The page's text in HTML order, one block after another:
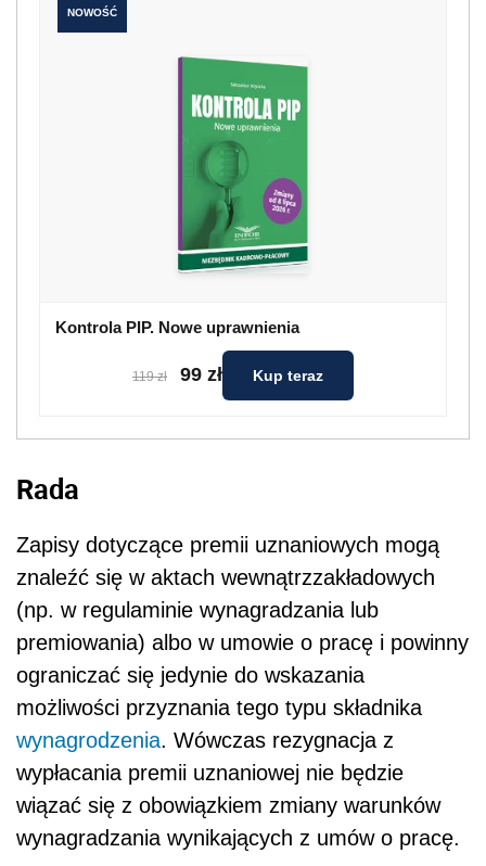
NOWOŚĆ
Kontrola PIP. Nowe uprawnienia
119 zł 99 zł Kup teraz
Rada
Zapisy dotyczące premii uznaniowych mogą
znaleźć się w aktach wewnątrzzakładowych
(np. w regulaminie wynagradzania lub
premiowania) albo w umowie o pracę i powinny
ograniczać się jedynie do wskazania
możliwości przyznania tego typu składnika
wynagrodzenia. Wówczas rezygnacja z
wypłacania premii uznaniowej nie będzie
wiązać się z obowiązkiem zmiany warunków
wynagradzania wynikających z umów o pracę.